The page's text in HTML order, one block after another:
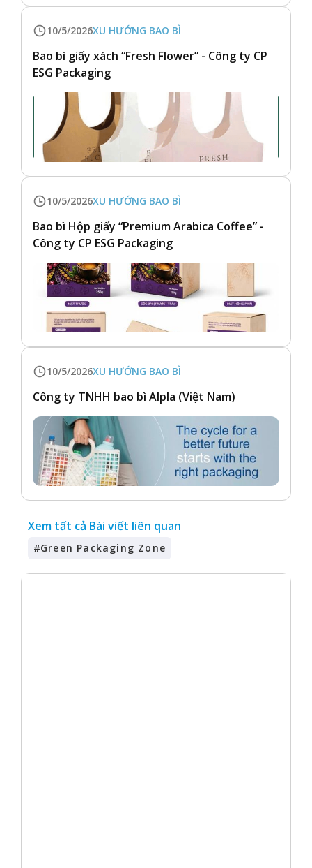
10/5/2026XU HƯỚNG BAO BÌ
Bao bì giấy xách “Fresh Flower” - Công ty CP
ESG Packaging
10/5/2026XU HƯỚNG BAO BÌ
Bao bì Hộp giấy “Premium Arabica Coffee” -
Công ty CP ESG Packaging
10/5/2026XU HƯỚNG BAO BÌ
Công ty TNHH bao bì Alpla (Việt Nam)
Xem tất cả Bài viết liên quan
#Green Packaging Zone